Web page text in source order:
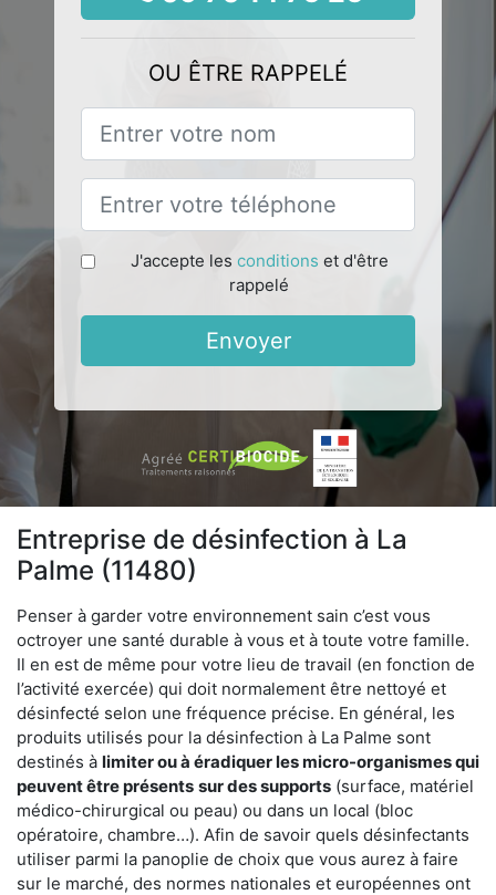
OU ÊTRE RAPPELÉ
J'accepte les conditions et d'être
rappelé
Envoyer
Entreprise de désinfection à La
Palme (11480)
Penser à garder votre environnement sain c’est vous
octroyer une santé durable à vous et à toute votre famille.
Il en est de même pour votre lieu de travail (en fonction de
l’activité exercée) qui doit normalement être nettoyé et
désinfecté selon une fréquence précise. En général, les
produits utilisés pour la désinfection à La Palme sont
destinés à limiter ou à éradiquer les micro-organismes qui
peuvent être présents sur des supports (surface, matériel
médico-chirurgical ou peau) ou dans un local (bloc
opératoire, chambre…). Afin de savoir quels désinfectants
utiliser parmi la panoplie de choix que vous aurez à faire
sur le marché, des normes nationales et européennes ont